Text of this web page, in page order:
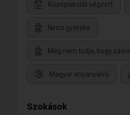
Középiskolát végzett
Nincs gyereke
Még nem tudja, hogy
Magyar anyanyelvű
Szokások